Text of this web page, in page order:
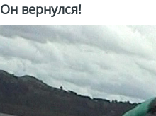
Он вернулся!